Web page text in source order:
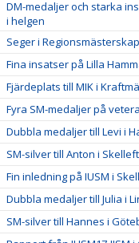
DM-medaljer och starka
i helgen
Seger i
Fina insatser på Lilla
Fjärdeplats till MIK i
Fyra SM-medaljer på
Dubbla medaljer till Levi i
SM-silver till Anton i
Fin inledning på IUSM i
Dubbla medaljer till Julia i
SM-silver till Hannes i